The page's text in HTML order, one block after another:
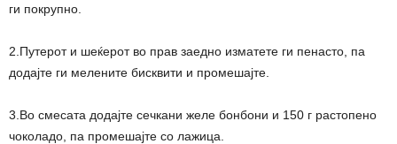
ги покрупно.
2.Путерот и шеќерот во прав заедно изматете ги пенасто, па
додајте ги мелените бисквити и промешајте.
3.Во смесата додајте сечкани желе бонбони и 150 г растопено
чоколадо, па промешајте со лажица.